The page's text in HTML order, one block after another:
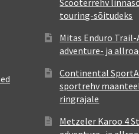
touring-sõitudeks
Mitas Enduro Trail-
adventure- ja
Continental
sportrehv
ringrajale
Metzeler Karoo 4